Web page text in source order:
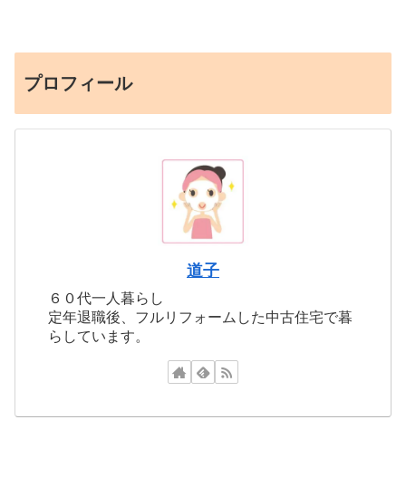
プロフィール
道子
６０代一人暮らし
定年退職後、フルリフォームした中古住宅で暮
らしています。